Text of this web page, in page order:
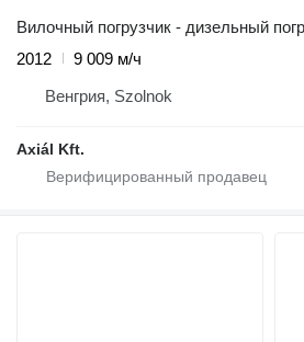
Вилочный погрузчик - дизельный
2012
9 009 м/ч
Венгрия, Szolnok
Axiál Kft.